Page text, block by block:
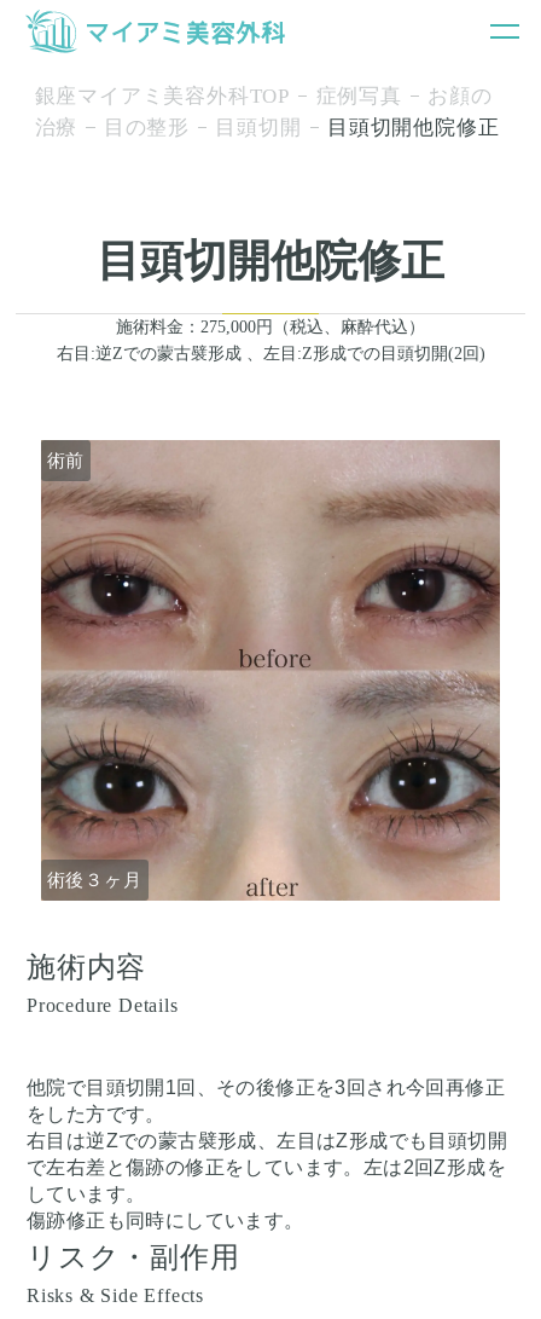
銀座マイアミ美容外科TOP 症例写真
お顔の
治療
目の整形 目頭切開 目頭切開他院修正
目頭切開他院修正
施術料金：275,000円（税込、麻酔代込）
右目:逆Zでの蒙古襞形成 、左目:Z形成での目頭切開(2回)
術前
術後３ヶ月
施術内容
Procedure Details
他院で目頭切開1回、その後修正を3回され今回再修正
をした方です。
右目は逆Zでの蒙古襞形成、左目はZ形成でも目頭切開
で左右差と傷跡の修正をしています。左は2回Z形成を
しています。
傷跡修正も同時にしています。
リスク・副作用
Risks & Side Effects